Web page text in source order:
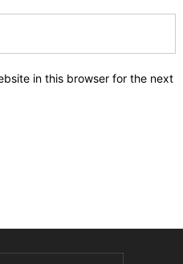
in this browser for the next